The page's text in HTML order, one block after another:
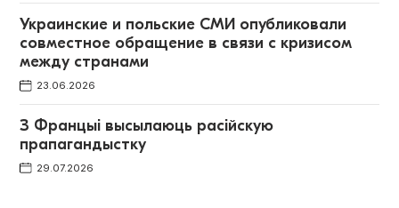
Украинские и польские СМИ опубликовали
совместное обращение в связи с кризисом
между странами
23.06.2026
З Францыі высылаюць расійскую
прапагандыстку
29.07.2026